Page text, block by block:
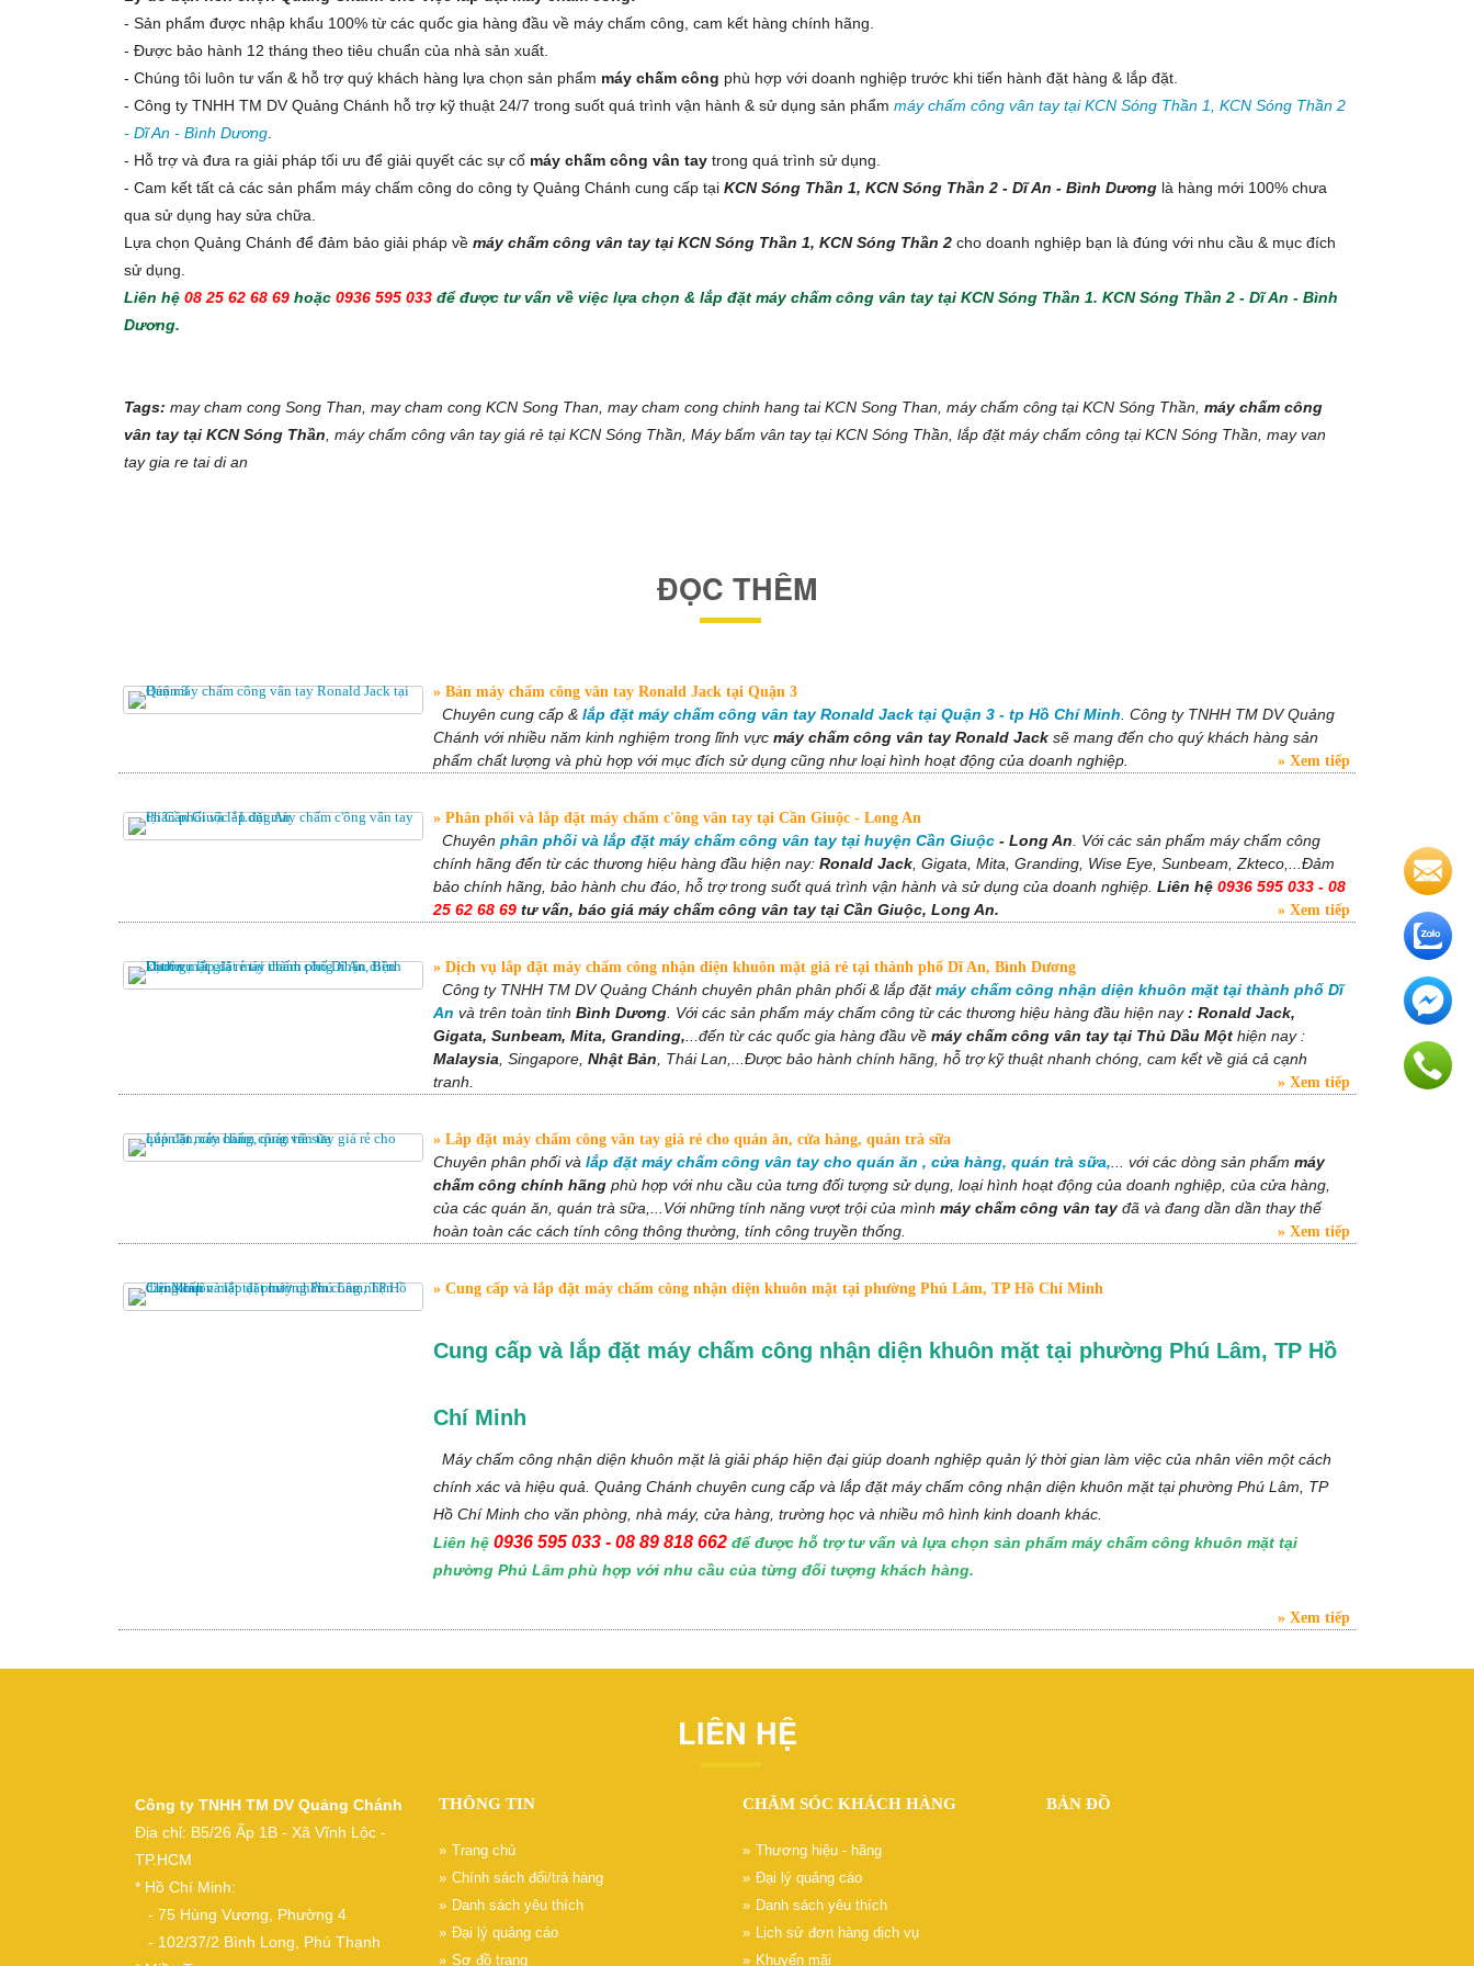
VANTECH
YOUSEE
HP
CANON
- Sản phẩm được nhập khẩu 100% từ các quốc gia hàng đầu về máy chấm công, cam kết hàng chính hãng.
- Được bảo hành 12 tháng theo tiêu chuẩn của nhà sản xuất.
- Chúng tôi luôn tư vấn & hỗ trợ quý khách hàng lựa chọn sản phẩm máy chấm công phù hợp với doanh nghiệp trước khi tiến hành đặt hàng & lắp đặt.
- Công ty TNHH TM DV Quảng Chánh hỗ trợ kỹ thuật 24/7 trong suốt quá trình vận hành & sử dụng sản phẩm máy chấm công vân tay tại KCN Sóng Thần 1, KCN Sóng Thần 2
- Dĩ An - Bình Dương
- Hỗ trợ và đưa ra giải pháp tối ưu để giải quyết các sự cố máy chấm công vân tay trong quá trình sử dụng.
- Cam kết tất cả các sản phẩm máy chấm công do công ty Quảng Chánh cung cấp tại KCN Sóng Thần 1, KCN Sóng Thần 2 - Dĩ An - Bình Dương là hàng mới 100% chưa
qua sử dụng hay sửa chữa.
Lựa chọn Quảng Chánh để đảm bảo giải pháp về máy chấm công vân tay tại KCN Sóng Thần 1, KCN Sóng Thần 2 cho doanh nghiệp bạn là đúng với nhu cầu & mục đích
sử dụng.
Liên hệ 08 25 62 68 69 hoặc 0936 595 033 để được tư vấn về việc lựa chọn & lắp đặt máy chấm công vân tay tại KCN Sóng Thần 1. KCN Sóng Thần 2 - Dĩ An - Bình
Dương.
Tags: may cham cong Song Than, may cham cong KCN Song Than, may cham cong chinh hang tai KCN Song Than, máy chấm công tại KCN Sóng Thần, máy chấm công
vân tay tại KCN Sóng Thần , máy chấm công vân tay giá rẻ tại KCN Sóng Thần, Máy bấm vân tay tại KCN Sóng Thần, lắp đặt máy chấm công tại KCN Sóng Thần, may van
tay gia re tai di an
ĐỌC THÊM
Bán máy chấm công vân tay Ronald Jack tại Quận 3
Chuyên cung cấp & lắp đặt máy chấm công vân tay Ronald Jack tại Quận 3 - tp Hồ Chí Minh . Công ty TNHH TM DV Quảng
Chánh với nhiều năm kinh nghiệm trong lĩnh vực máy chấm công vân tay Ronald Jack sẽ mang đến cho quý khách hàng sản
phẩm chất lượng và phù hợp với mục đích sử dụng cũng như loại hình hoạt động của doanh nghiệp.
Xem tiếp
Phân phối và lắp đặt máy chấm c'ông vân tay tại Cần Giuộc - Long An
Chuyên phân phối và lắp đặt máy chấm công vân tay tại huyện Cần Giuộc - Long An . Với các sản phẩm máy chấm công
chính hãng đến từ các thương hiệu hàng đầu hiện nay: Ronald Jack , Gigata, Mita, Granding, Wise Eye, Sunbeam, Zkteco,...Đảm
bảo chính hãng, bảo hành chu đáo, hỗ trợ trong suốt quá trình vận hành và sử dụng của doanh nghiệp. Liên hệ 0936 595 033 - 08
25 62 68 69 tư vấn, báo giá máy chấm công vân tay tại Cần Giuộc, Long An. Xem tiếp
Dịch vụ lắp đặt máy chấm công nhận diện khuôn mặt giá rẻ tại thành phố Dĩ An, Bình Dương
Công ty TNHH TM DV Quảng Chánh chuyên phân phân phối & lắp đặtmáy chấm công nhận diện khuôn mặt tại thành phố Dĩ
An và trên toàn tỉnh Bình Dương . Với các sản phẩm máy chấm công từ các thương hiệu hàng đầu hiện nay: Ronald Jack,
Gigata, Sunbeam, Mita, Granding, ...đến từ các quốc gia hàng đầu về máy chấm công vân tay tại Thủ Dầu Một hiện nay :
Malaysia , Singapore, Nhật Bản , Thái Lan,...Được bảo hành chính hãng, hỗ trợ kỹ thuật nhanh chóng, cam kết về giá cả cạnh
tranh.
Xem tiếp
Lắp đặt máy chấm công vân tay giá rẻ cho quán ăn, cửa hàng, quán trà sữa
Chuyên phân phối và lắp đặt máy chấm công vân tay cho quán ăn , cửa hàng, quán trà sữa, với các dòng sản phẩm máy
chấm công chính hãng phù hợp với nhu cầu của tưng đối tượng sử dụng, loại hình hoạt động của doanh nghiệp, của cửa hàng,
của các quán ăn, quán trà sữa,...Với những tính năng vượt trội của mình máy chấm công vân tay đã và đang dần dần thay thế
hoàn toàn các cách tính công thông thường, tính công truyền thống.
Xem tiếp
Cung cấp và lắp đặt máy chấm công nhận diện khuôn mặt tại phường Phú Lâm, TP Hồ Chí Minh
Cung cấp và lắp đặt máy chấm công nhận diện khuôn mặt tại phường Phú Lâm, TP Hồ
Chí Minh
Máy chấm công nhận diện khuôn mặt là giải pháp hiện đại giúp doanh nghiệp quản lý thời gian làm việc của nhân viên một cách
chính xác và hiệu quả. Quảng Chánh chuyên cung cấp và lắp đặt máy chấm công nhận diện khuôn mặt tại phường Phú Lâm, TP
Hồ Chí Minh cho văn phòng, nhà máy, cửa hàng, trường học và nhiều mô hình kinh doanh khác.
Liên hệ 0936 595 033 - 08 89 818 662 để được hỗ trợ tư vấn và lựa chọn sản phẩm máy chấm công khuôn mặt tại
phường Phú Lâm phù hợp với nhu cầu của từng đối tượng khách hàng.
Xem tiếp
LIÊN HỆ
Công ty TNHH TM DV Quảng Chánh
Địa chỉ: B5/26 Ấp 1B - Xã Vĩnh Lộc -
TP.HCM
* Hồ Chí Minh:
- 75 Hùng Vương, Phường 4
- 102/37/2 Bình Long, Phú Thạnh
THÔNG TIN
Trang chủ
Chính sách đổi/trả hàng
Danh sách yêu thích
Đại lý quảng cáo
Sơ đồ trang
CHĂM SÓC KHÁCH HÀNG
Thương hiệu - hãng
Đại lý quảng cáo
Danh sách yêu thích
Lịch sử đơn hàng dịch vụ
Khuyến mãi
BẢN ĐỒ